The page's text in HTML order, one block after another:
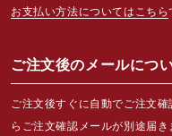
お支払い方法についてはこちら
ご注文後のメールにつ
ご注文後すぐに自動でご注文
らご注文確認メールが別途届